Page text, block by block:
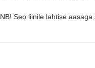
NB! Seo liinile lahtise